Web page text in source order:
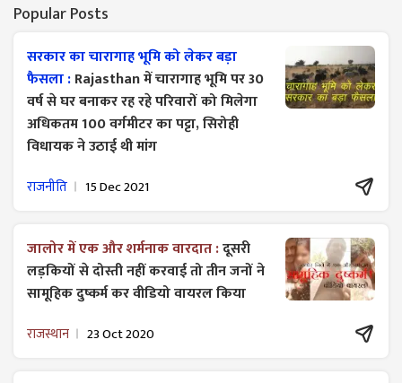
Popular Posts
सरकार का चारागाह भूमि को लेकर बड़ा
फैसला :Rajasthan में चारागाह भूमि पर 30
वर्ष से घर बनाकर रह रहे परिवारों को मिलेगा
अधिकतम 100 वर्गमीटर का पट्टा, सिरोही
विधायक ने उठाई थी मांग
राजनीति 15 Dec 2021
जालोर में एक और शर्मनाक वारदात :दूसरी
लड़कियों से दोस्ती नहीं करवाई तो तीन जनों ने
सामूहिक दुष्कर्म कर वीडियो वायरल किया
राजस्थान 23 Oct 2020